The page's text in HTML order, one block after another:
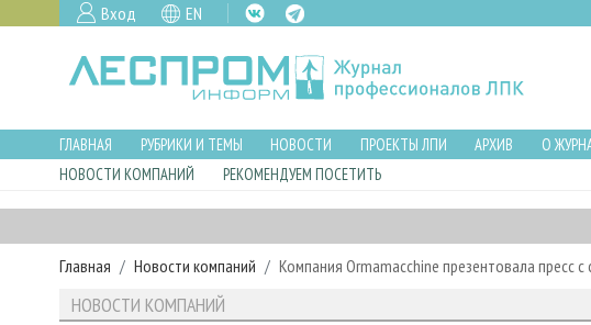
Вход EN
ГЛАВНАЯ РУБРИКИ И ТЕМЫ НОВОСТИ ПРОЕКТЫ ЛПИ АРХИВ О
НОВОСТИ КОМПАНИЙ
РЕКОМЕНДУЕМ ПОСЕТИТЬ
Главная Новости компаний Компания Ormamacchine презентовала пресс с
НОВОСТИ КОМПАНИЙ